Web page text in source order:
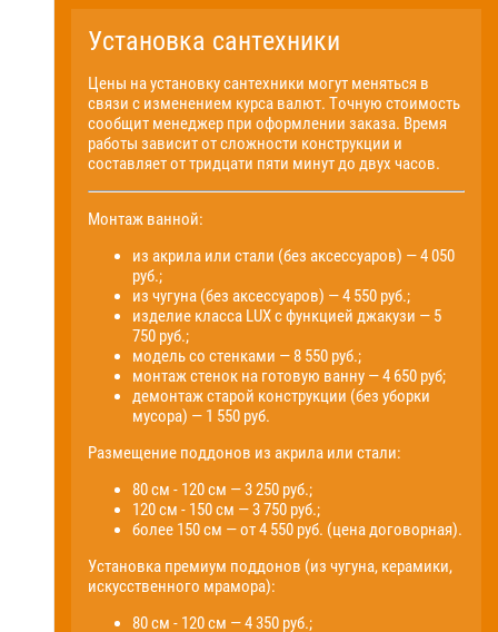
Установка сантехники
Цены на установку сантехники могут меняться в
связи с изменением курса валют. Точную стоимость
сообщит менеджер при оформлении заказа. Время
работы зависит от сложности конструкции и
составляет от тридцати пяти минут до двух часов.
Монтаж ванной:
из акрила или стали (без аксессуаров) — 4 050
руб.;
из чугуна (без аксессуаров) — 4 550 руб.;
изделие класса LUX с функцией джакузи — 5
750 руб.;
модель со стенками — 8 550 руб.;
монтаж стенок на готовую ванну — 4 650 руб;
демонтаж старой конструкции (без уборки
мусора) — 1 550 руб.
Размещение поддонов из акрила или стали:
80 см - 120 см — 3 250 руб.;
120 см - 150 см — 3 750 руб.;
более 150 см — от 4 550 руб. (цена договорная).
Установка премиум поддонов (из чугуна, керамики,
искусственного мрамора):
80 см - 120 см — 4 350 руб.;